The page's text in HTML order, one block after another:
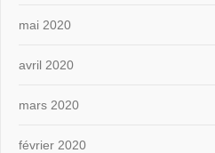
mai 2020
avril 2020
mars 2020
février 2020